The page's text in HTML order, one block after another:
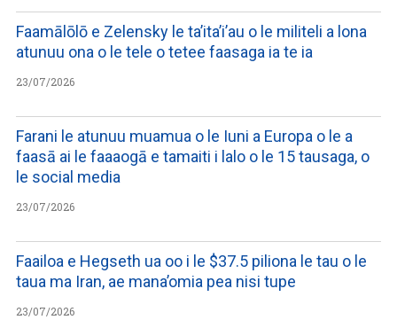
Faamālōlō e Zelensky le ta’ita’i’au o le militeli a lona
atunuu ona o le tele o tetee faasaga ia te ia
23/07/2026
Farani le atunuu muamua o le Iuni a Europa o le a
faasā ai le faaaogā e tamaiti i lalo o le 15 tausaga, o
le social media
23/07/2026
Faailoa e Hegseth ua oo i le $37.5 piliona le tau o le
taua ma Iran, ae mana’omia pea nisi tupe
23/07/2026